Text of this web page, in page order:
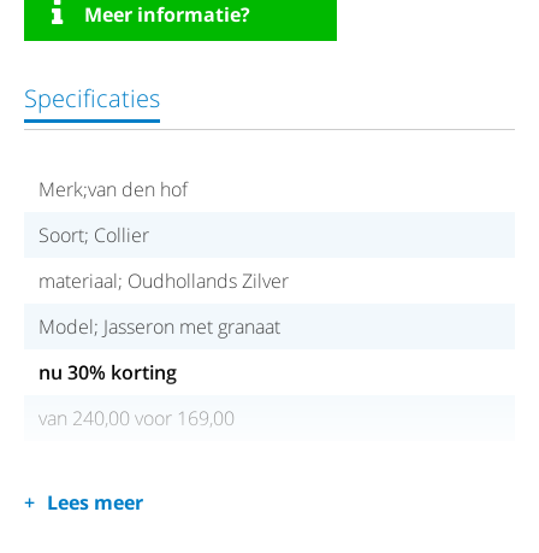
Meer informatie?
Specificaties
Merk;van den hof
Soort; Collier
materiaal; Oudhollands Zilver
Model; Jasseron met granaat
nu 30% korting
van 240,00 voor 169,00
Lees meer